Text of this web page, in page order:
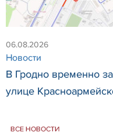
06.08.2026
Новости
В Гродно временно
улице
ВСЕ НОВОСТИ